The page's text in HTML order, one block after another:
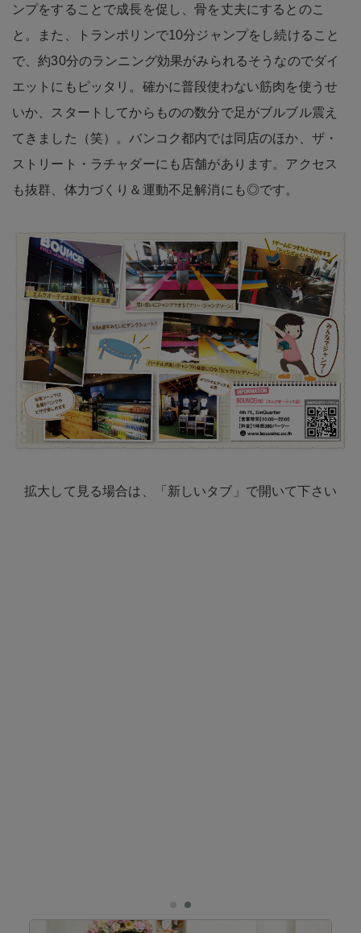
ンプをすることで成長を促し、骨を丈夫にするとのこ
と。また、トランポリンで10分ジャンプをし続けること
で、約30分のランニング効果がみられるそうなのでダイ
エットにもピッタリ。確かに普段使わない筋肉を使うせ
いか、スタートしてからものの数分で足がブルブル震え
てきました（笑）。バンコク都内では同店のほか、ザ・
ストリート・ラチャダーにも店舗があります。アクセス
も抜群、体力づくり＆運動不足解消にも◎です。
拡大して見る場合は、「新しいタブ」で開いて下さい